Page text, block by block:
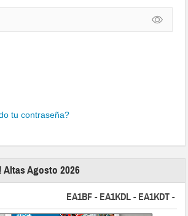
tu contraseña?
Altas Agosto 2026
EA1BF - EA1KDL - EA1KDT -